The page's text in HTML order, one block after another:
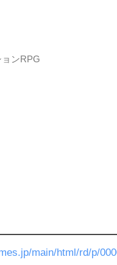
ンRPG
main/html/rd/p/